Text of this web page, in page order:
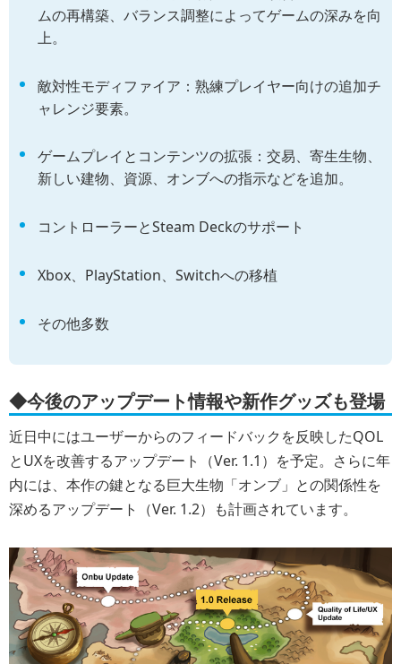
ムの再構築、バランス調整によってゲームの深みを向
上。
敵対性モディファイア：熟練プレイヤー向けの追加チ
ャレンジ要素。
ゲームプレイとコンテンツの拡張：交易、寄生生物、
新しい建物、資源、オンブへの指示などを追加。
コントローラーとSteam Deckのサポート
Xbox、PlayStation、Switchへの移植
その他多数
◆今後のアップデート情報や新作グッズも登場
近日中にはユーザーからのフィードバックを反映したQOL
とUXを改善するアップデート（Ver. 1.1）を予定。さらに年
内には、本作の鍵となる巨大生物「オンブ」との関係性を
深めるアップデート（Ver. 1.2）も計画されています。